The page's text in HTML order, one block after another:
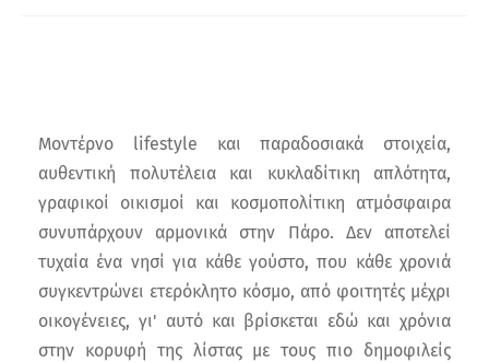
Μοντέρνο lifestyle και παραδοσιακά στοιχεία,
αυθεντική πολυτέλεια και κυκλαδίτικη απλότητα,
γραφικοί οικισμοί και κοσμοπολίτικη ατμόσφαιρα
συνυπάρχουν αρμονικά στην Πάρο. Δεν αποτελεί
τυχαία ένα νησί για κάθε γούστο, που κάθε χρονιά
συγκεντρώνει ετερόκλητο κόσμο, από φοιτητές μέχρι
οικογένειες, γι' αυτό και βρίσκεται εδώ και χρόνια
στην κορυφή της λίστας με τους πιο δημοφιλείς